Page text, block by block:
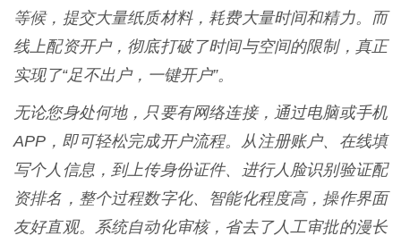
等候，提交大量纸质材料，耗费大量时间和精力。而
线上配资开户，彻底打破了时间与空间的限制，真正
实现了“足不出户，一键开户”。
无论您身处何地，只要有网络连接，通过电脑或手机
APP，即可轻松完成开户流程。从注册账户、在线填
写个人信息，到上传身份证件、进行人脸识别验证配
资排名，整个过程数字化、智能化程度高，操作界面
友好直观。系统自动化审核，省去了人工审批的漫长